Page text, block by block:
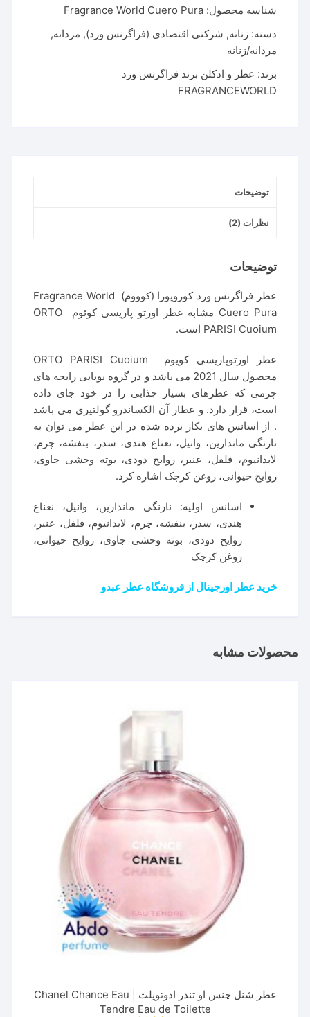
کورو
پورا
World
Cuero
شناسه محصول:Fragrance World Cuero Pura
دسته:زنانه, شرکتی اقتصادی (فراگرنس ورد), مردانه,
مردانه/زنانه
برند: عطر و ادکلن برند فراگرنس ورد
FRAGRANCEWORLD
توضیحات
نظرات (2)
توضیحات
عطر فراگرنس ورد کوروپورا (کوووم) Fragrance World
Cuero Pura مشابه عطر اورتو پاریسی کوئوم ORTO
PARISI Cuoium است.
عطر اورتوپاریسی کویوم ORTO PARISI Cuoium
محصول سال 2021 می باشد و در گروه بویایی رایحه های
چرمی که عطرهای بسیار جذابی را در خود جای داده
است، قرار دارد. و عطار آن الکساندرو گولتیری می باشد
. از اسانس های بکار برده شده در این عطر می توان به
نارنگی ماندارین، وانیل، نعناع هندی، سدر، بنفشه، چرم،
لابدانیوم، فلفل، عنبر، روایح دودی، بوته وحشی جاوی،
روایح حیوانی، روغن کرچک اشاره کرد.
اسانس اولیه: نارنگی ماندارین، وانیل، نعناع
هندی، سدر، بنفشه، چرم، لابدانیوم، فلفل، عنبر،
روایح دودی، بوته وحشی جاوی، روایح حیوانی،
روغن کرچک
خرید عطر اورجینال از فروشگاه عطر عبدو
محصولات مشابه
عطر شنل چنس او تندر ادوتویلت | Chanel Chance Eau
Tendre Eau de Toilette